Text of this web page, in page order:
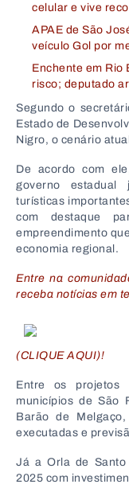
celular e vive
APAE de São
veículo Gol por
Enchente em Rio
risco; deputado
Segundo o
Estado de
Nigro, o cenário
De acordo com
governo estadual
turísticas
com destaque
empreendimento
economia regional.
Entre na
receba notícias em
(CLIQUE AQUI)!
Entre os projetos
municípios deSão
Barão de Melgaço,
executadas e
Já a Orla de
2025 com